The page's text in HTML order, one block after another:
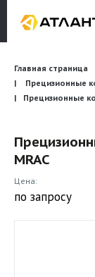
Электронная почта
Бренды
Бланки
Главная страница
Прецизионные
Прецизионные
MRAC
Цена:
по запросу